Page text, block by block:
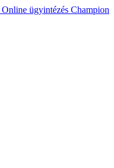
Online ügyintézés Champion